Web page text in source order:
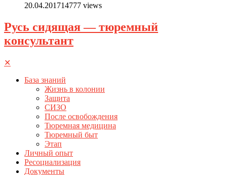
20.04.201714777 views
Русь сидящая — тюремный
консультант
✕
База знаний
Жизнь в колонии
Защита
СИЗО
После освобождения
Тюремная медицина
Тюремный быт
Этап
Личный опыт
Ресоциализация
Документы